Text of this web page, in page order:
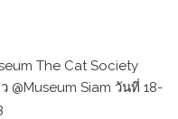
The Cat Society
@Museum Siam วันที่ 18-